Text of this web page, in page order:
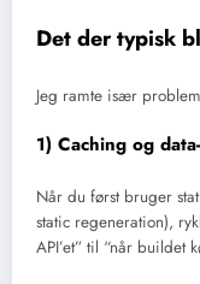
Det der typisk
Jeg ramte især
1) Caching og
Når du først bruger
static regeneration),
API’et” til “når buildet